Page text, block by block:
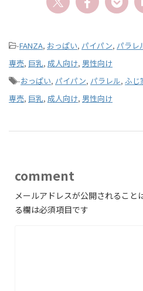
-FANZA, おっぱい, パイパン, パラレ
専売, 巨乳, 成人向け, 男性向け
-おっぱい, パイパン, パラレル, ふじ
専売, 巨乳, 成人向け, 男性向け
comment
メールアドレスが公開されること
る欄は必須項目です